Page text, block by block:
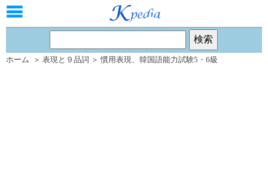
ホーム ＞ 表現と９品詞 ＞ 慣用表現、 韓国語能力試験5・6級